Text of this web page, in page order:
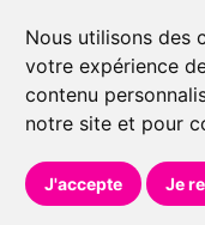
Nous utilisons des
votre expérience
contenu
notre site et pour
J'accepte Je
de nos conseils
et bien-être.
à un choix de